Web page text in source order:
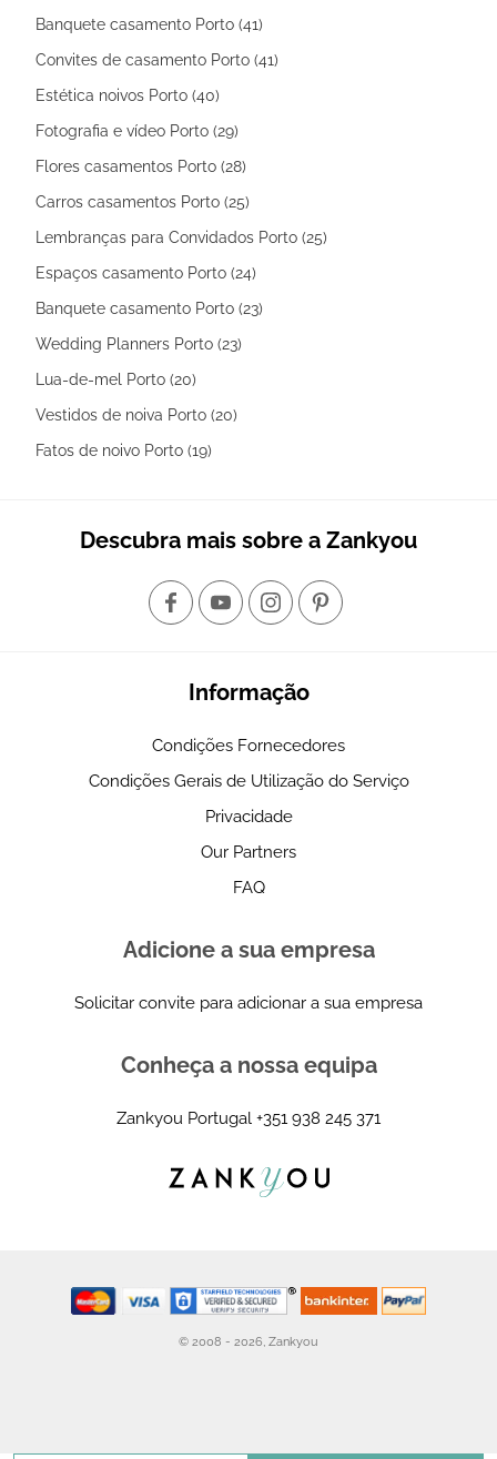
Banquete casamento Porto (41)
Convites de casamento Porto (41)
Estética noivos Porto (40)
Fotografia e vídeo Porto (29)
Flores casamentos Porto (28)
Carros casamentos Porto (25)
Lembranças para Convidados Porto (25)
Espaços casamento Porto (24)
Banquete casamento Porto (23)
Wedding Planners Porto (23)
Lua-de-mel Porto (20)
Vestidos de noiva Porto (20)
Fatos de noivo Porto (19)
Descubra mais sobre a Zankyou
Informação
Condições Fornecedores
Condições Gerais de Utilização do Serviço
Privacidade
Our Partners
FAQ
Adicione a sua empresa
Solicitar convite para adicionar a sua empresa
Conheça a nossa equipa
Zankyou Portugal +351 938 245 371
© 2008 - 2026, Zankyou